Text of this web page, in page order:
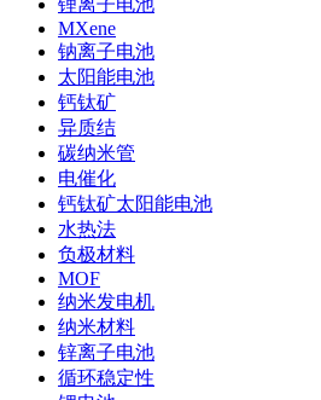
锂离子电池
MXene
钠离子电池
太阳能电池
钙钛矿
异质结
碳纳米管
电催化
钙钛矿太阳能电池
水热法
负极材料
MOF
纳米发电机
纳米材料
锌离子电池
循环稳定性